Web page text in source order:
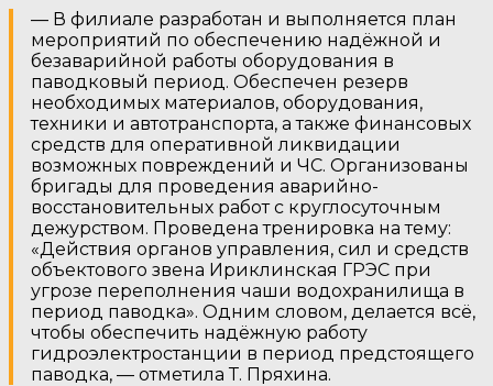
— В филиале разработан и выполняется план
мероприятий по обеспечению надёжной и
безаварийной работы оборудования в
паводковый период. Обеспечен резерв
необходимых материалов, оборудования,
техники и автотранспорта, а также финансовых
средств для оперативной ликвидации
возможных повреждений и ЧС. Организованы
бригады для проведения аварийно-
восстановительных работ с круглосуточным
дежурством. Проведена тренировка на тему:
«Действия органов управления, сил и средств
объектового звена Ириклинская ГРЭС при
угрозе переполнения чаши водохранилища в
период паводка». Одним словом, делается всё,
чтобы обеспечить надёжную работу
гидроэлектростанции в период предстоящего
паводка, — отметила Т. Пряхина.